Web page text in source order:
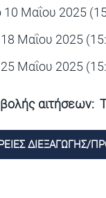
Μαΐου 2025
Μαΐου 2025
Μαΐου 2025
αιτήσεων:
ΔΙΕΞΑΓΩΓΗΣ/